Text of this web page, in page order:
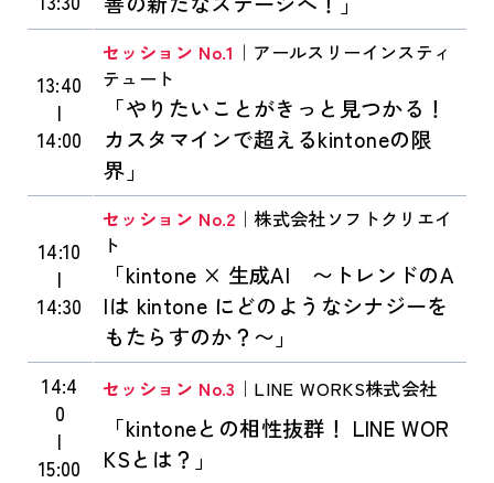
13:40
|
14:00
セッション No.1 ｜アールスリーインスティ
テュート
「やりたいことがきっと見つかる！
カスタマインで超えるkintoneの限
界」
14:10
|
14:30
セッション No.2 ｜株式会社ソフトクリエイ
ト
「kintone × 生成AI 〜トレンドのA
Iは kintone にどのようなシナジーを
もたらすのか？〜」
14:4
0
|
15:00
セッション No.3 ｜LINE WORKS株式会社
「kintoneとの相性抜群！ LINE WOR
KSとは？」